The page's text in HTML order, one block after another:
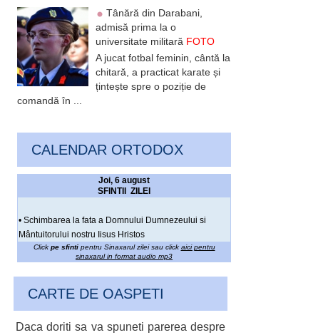
Tânără din Darabani,
admisă prima la o
universitate militară FOTO
A jucat fotbal feminin, cântă la
chitară, a practicat karate și
țintește spre o poziție de
comandă în ...
CALENDAR ORTODOX
Joi, 6 august
SFINTII ZILEI
• Schimbarea la fata a Domnului Dumnezeului si
Mântuitorului nostru Iisus Hristos
Click pe sfintipentru Sinaxarul zilei sau click aici pentru
sinaxarul in format audio mp3
CARTE DE OASPETI
Daca doriti sa va spuneti parerea despre